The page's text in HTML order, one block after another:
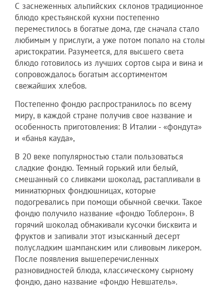
С заснеженных альпийских склонов традиционное
блюдо крестьянской кухни постепенно
переместилось в богатые дома, где сначала стало
любимым у прислуги, а уже потом попало на столы
аристократии. Разумеется, для высшего света
блюдо готовилось из лучших сортов сыра и вина и
сопровождалось богатым ассортиментом
свежайших хлебов.
Постепенно фондю распространилось по всему
миру, в каждой стране получив свое название и
особенность приготовления: В Италии - «фондута»
и «банья кауда»,
В 20 веке популярностью стали пользоваться
сладкие фондю. Темный горький или белый,
смешанный со сливками шоколад, растапливали в
миниатюрных фондюшницах, которые
подогревались при помощи обычной свечки. Такое
фондю получило название «фондю Тоблерон». В
горячий шоколад обмакивали кусочки бисквита и
фруктов и запивали этот изысканный десерт
полусладким шампанским или сливовым ликером.
После появления вышеперечисленных
разновидностей блюда, классическому сырному
фондю, дано название «фондю Невшатель».